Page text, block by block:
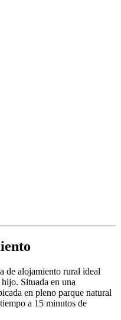
de alojamiento rural ideal
Situada en una
en pleno parque natural
a 15 minutos de